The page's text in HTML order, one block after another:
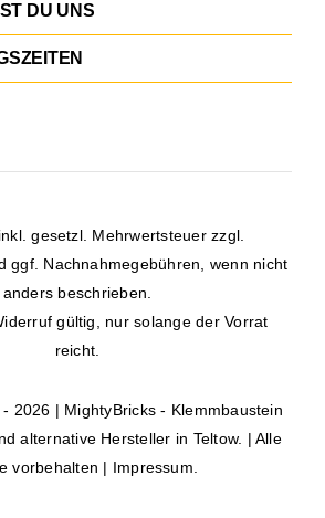
DU UNS
gesetzl. Mehrwertsteuer zzgl.
ggf. Nachnahmegebühren, wenn nicht
anders beschrieben.
gültig, nur solange der Vorrat
reicht.
2026 | MightyBricks - Klemmbaustein
alternative Hersteller in Teltow. | Alle
vorbehalten | Impressum